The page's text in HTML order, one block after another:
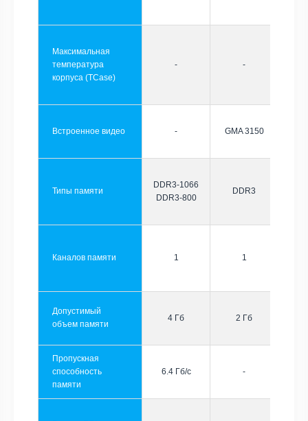
Максимальная
температура
корпуса (TCase)
- -
Встроенное видео - GMA 3150
Типы памяти
DDR3-1066
DDR3-800
DDR3
Каналов памяти 1 1
Допустимый
объем памяти
4 Гб 2 Гб
Пропускная
способность
памяти
6.4 Гб/с -